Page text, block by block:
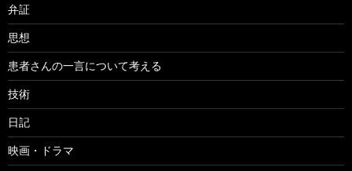
弁証
思想
患者さんの一言について考える
技術
日記
映画・ドラマ